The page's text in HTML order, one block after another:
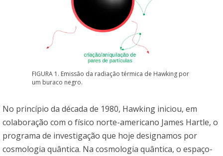
FIGURA 1. Emissão da radiação térmica de Hawking por
um buraco negro.
No princípio da década de 1980, Hawking iniciou, em
colaboração com o físico norte-americano James Hartle, o
programa de investigação que hoje designamos por
cosmologia quântica. Na cosmologia quântica, o espaço-